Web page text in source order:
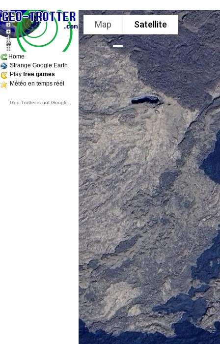
Home
Strange Google Earth
Play free games
Météo en temps réél
Geo-Trotter is not Google.
Map Satellite